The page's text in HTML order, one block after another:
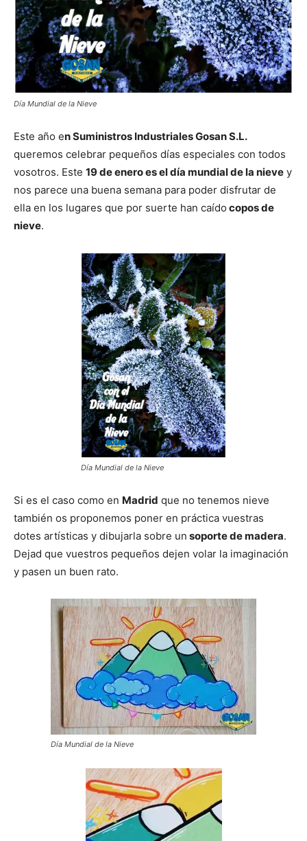
Día Mundial de la Nieve
Este año en Suministros Industriales Gosan S.L.
queremos celebrar pequeños días especiales con todos
vosotros. Este 19 de enero es el día mundial de la nieve y
nos parece una buena semana para poder disfrutar de
ella en los lugares que por suerte han caído copos de
nieve.
Día Mundial de la Nieve
Si es el caso como en Madrid que no tenemos nieve
también os proponemos poner en práctica vuestras
dotes artísticas y dibujarla sobre un soporte de madera.
Dejad que vuestros pequeños dejen volar la imaginación
y pasen un buen rato.
Día Mundial de la Nieve